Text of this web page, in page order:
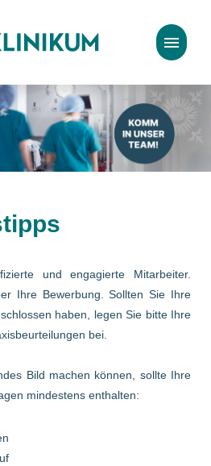
und engagierte Mitarbeiter.
Ihre Bewerbung. Sollten Sie Ihre
haben, legen Sie bitte Ihre
bei.
Bild machen können, sollte Ihre
mindestens enthalten: